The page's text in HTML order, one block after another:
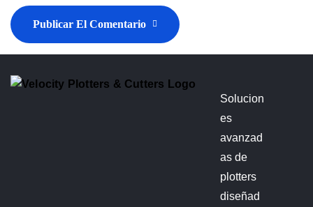
Publicar El Comentario
Solucion
es
avanzad
as de
plotters
diseñad